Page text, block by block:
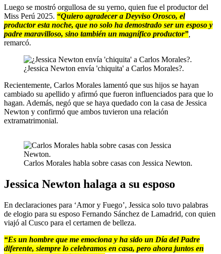
Luego se mostró orgullosa de su yerno, quien fue el productor del
Miss Perú 2025. “Quiero agradecer a Deyviso Orosco, el
productor esta noche, que no solo ha demostrado ser un esposo y
padre maravilloso, sino también un magnífico productor”,
remarcó.
¿Jessica Newton envía 'chiquita' a Carlos Morales?.
Recientemente, Carlos Morales lamentó que sus hijos se hayan
cambiado su apellido y afirmó que fueron influenciados para que lo
hagan. Además, negó que se haya quedado con la casa de Jessica
Newton y confirmó que ambos tuvieron una relación
extramatrimonial.
Carlos Morales habla sobre casas con Jessica Newton.
Jessica Newton halaga a su esposo
En declaraciones para ‘Amor y Fuego’, Jessica solo tuvo palabras
de elogio para su esposo Fernando Sánchez de Lamadrid, con quien
viajó al Cusco para el certamen de belleza.
“Es un hombre que me emociona y ha sido un Día del Padre
diferente, siempre lo celebramos en casa, pero ahora juntos en